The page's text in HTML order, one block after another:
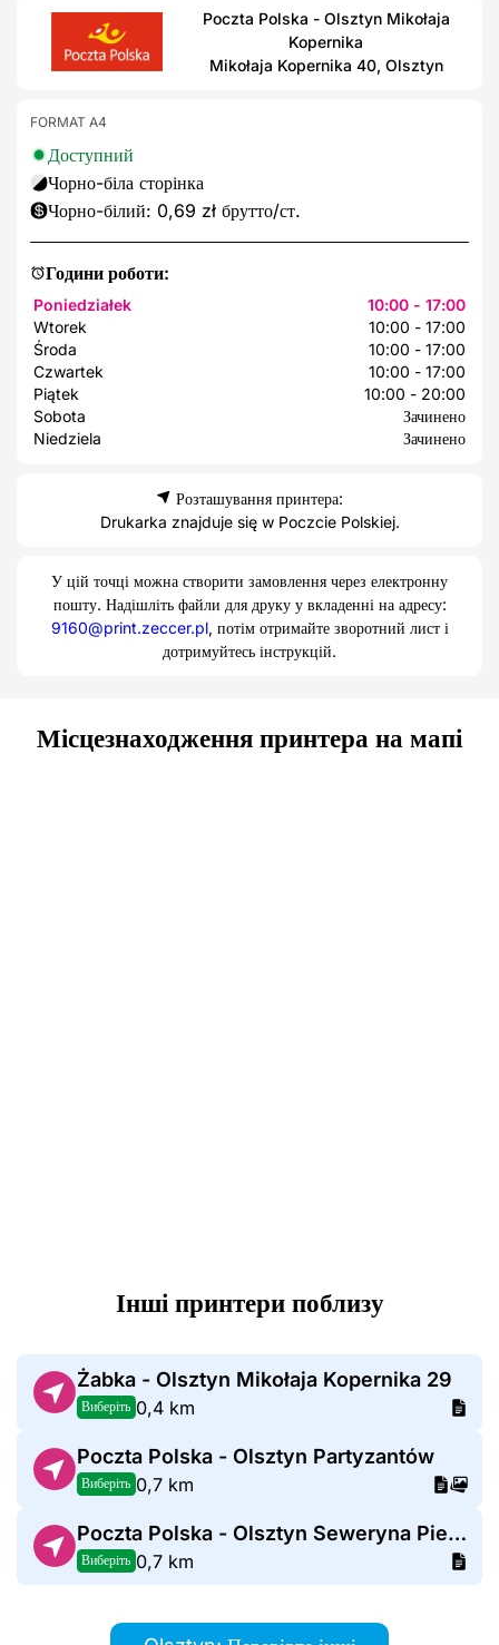
Poczta Polska - Olsztyn Mikołaja
Kopernika
Mikołaja Kopernika 40, Olsztyn
Години роботи:
Poniedziałek
10:00 - 17:00
Wtorek
10:00 - 17:00
Środa
10:00 - 17:00
Czwartek
10:00 - 17:00
Piątek
10:00 - 20:00
Sobota
Зачинено
Niedziela
Зачинено
FORMAT A4
Доступний
Чорно-біла сторінка
Чорно-білий: 0,69 zł брутто/ст.
Розташування принтера:
Drukarka znajduje się w Poczcie Polskiej.
У цій точці можна створити замовлення через електронну
пошту. Надішліть файли для друку у вкладенні на адресу:
9160@print.zeccer.pl, потім отримайте зворотний лист і
дотримуйтесь інструкцій.
Місцезнаходження принтера на мапі
Інші принтери поблизу
Żabka - Olsztyn Mikołaja Kopernika 29
Виберіть 0,4 km
Poczta Polska - Olsztyn Partyzantów
Виберіть 0,7 km
Poczta Polska - Olsztyn Seweryna Pieniężnego
Виберіть 0,7 km